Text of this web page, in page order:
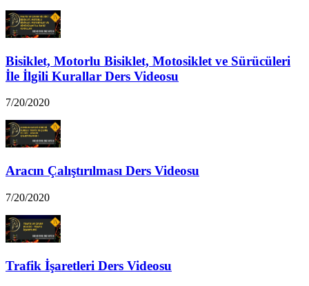
Bisiklet, Motorlu Bisiklet, Motosiklet ve Sürücüleri
İle İlgili Kurallar Ders Videosu
7/20/2020
Aracın Çalıştırılması Ders Videosu
7/20/2020
Trafik İşaretleri Ders Videosu